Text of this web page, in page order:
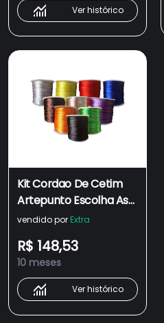
Ver histórico
Kit Cordao De Cetim
Artepunto Escolha As
Cores - Tamanho: 10
vendido por Extra
R$ 148,53
10 meses
Ver histórico